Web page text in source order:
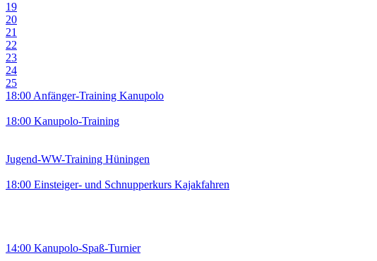
19
20
21
22
23
24
25
18:00 Anfänger-Training Kanupolo
18:00 Kanupolo-Training
Jugend-WW-Training Hüningen
18:00 Einsteiger- und Schnupperkurs Kajakfahren
14:00 Kanupolo-Spaß-Turnier